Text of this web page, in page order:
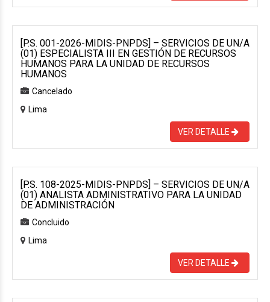
[P.S. 001-2026-MIDIS-PNPDS] – SERVICIOS DE UN/A
(01) ESPECIALISTA III EN GESTIÓN DE RECURSOS
HUMANOS PARA LA UNIDAD DE RECURSOS
HUMANOS
Cancelado
Lima
VER DETALLE
[P.S. 108-2025-MIDIS-PNPDS] – SERVICIOS DE UN/A
(01) ANALISTA ADMINISTRATIVO PARA LA UNIDAD
DE ADMINISTRACIÓN
Concluido
Lima
VER DETALLE